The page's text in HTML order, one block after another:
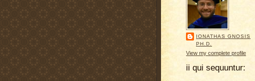
IONATHAS GNOSIS
PH.D.
View my complete profile
ii qui sequuntur: